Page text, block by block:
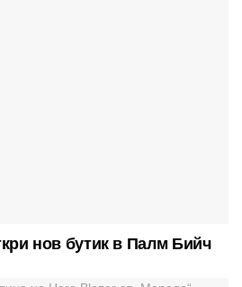
нов бутик в Палм Бийч